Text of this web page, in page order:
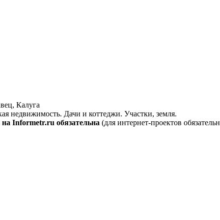
Калуга
недвижимость. Дачи и коттеджи. Участки, земля.
Informetr.ru обязательна (для интернет-проектов